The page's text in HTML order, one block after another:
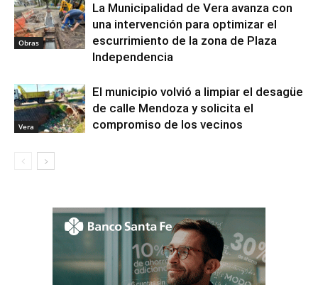
Obras
La Municipalidad de Vera avanza con
una intervención para optimizar el
escurrimiento de la zona de Plaza
Independencia
Vera
El municipio volvió a limpiar el desagüe
de calle Mendoza y solicita el
compromiso de los vecinos